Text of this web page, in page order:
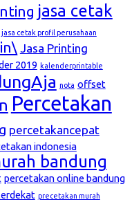
jasa cetak
jasa cetak profil perusahaan
Jasa Printing
2019 kalenderprintable
nota offset
Percetakan
percetakancepat
indonesia
bandung
percetakan online bandung
precetakan murah